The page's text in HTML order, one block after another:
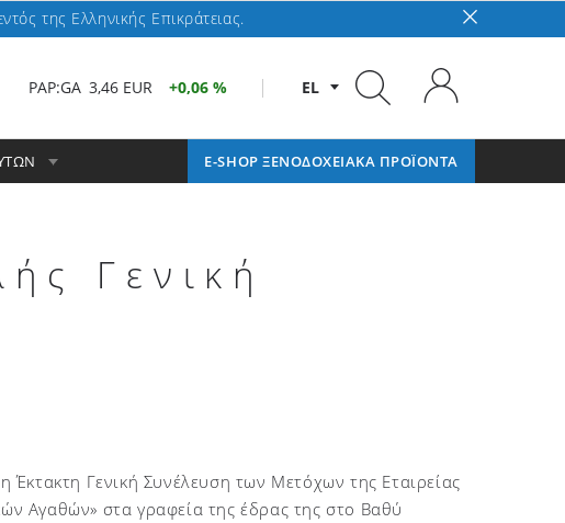
της Ελληνικής Επικράτειας.
EL
PAP:GA 3,46 EUR 0,06 %
E-SHOP ΞΕΝΟΔΟΧΕΙΑΚΑ ΠΡΟΪΟΝΤΑ
Γενική
Γενική Συνέλευση των Μετόχων της Εταιρείας
Αγαθών» στα γραφεία της έδρας της στο Βαθύ